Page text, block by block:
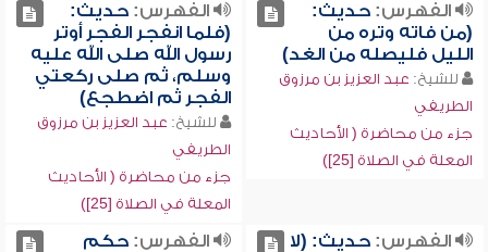
الفهرس:حديث:
(من فاته وتره من
الليل فليصله من الغد)
للشيخ: عبد العزيز بن مرزوق
الطريفي
جزء من محاضرة ( الأحاديث
المعلة في الصلاة [25])
الفهرس:حديث:
(فلما انفجر الفجر أوتر
رسول الله صلى الله عليه
وسلم، ثم صلى ركعتي
الفجر ثم اضطجع)
للشيخ: عبد العزيز بن مرزوق
الطريفي
جزء من محاضرة ( الأحاديث
المعلة في الصلاة [25])
الفهرس:حديث: (لا
الفهرس:حكم